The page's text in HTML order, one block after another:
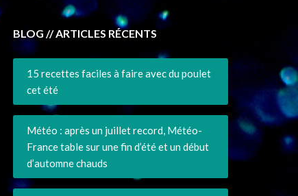
BLOG // ARTICLES RÉCENTS
15 recettes faciles à faire avec du poulet
cet été
Météo : après un juillet record, Météo-
France table sur une fin d’été et un début
d’automne chauds